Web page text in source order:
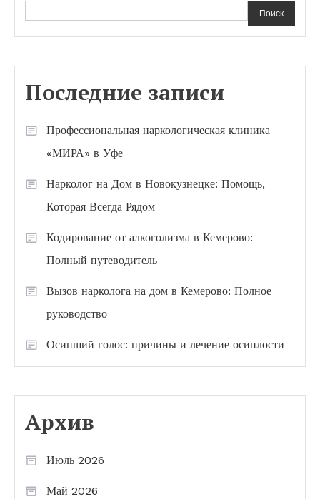
Поиск
Последние записи
Профессиональная наркологическая клиника
«МИРА» в Уфе
Нарколог на Дом в Новокузнецке: Помощь,
Которая Всегда Рядом
Кодирование от алкоголизма в Кемерово:
Полный путеводитель
Вызов нарколога на дом в Кемерово: Полное
руководство
Осипший голос: причины и лечение осиплости
Архив
Июль 2026
Май 2026